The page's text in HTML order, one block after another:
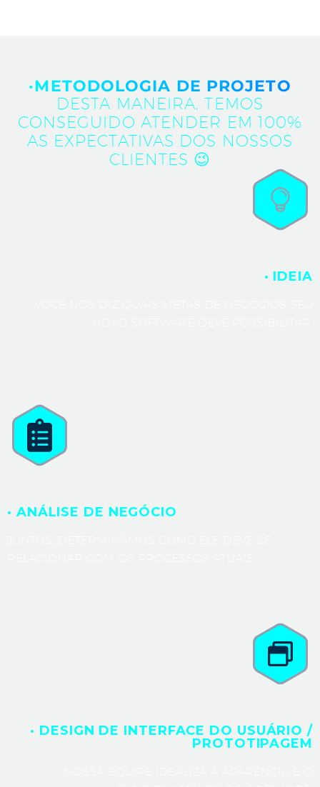
·METODOLOGIA DE PROJETO
DESTA MANEIRA, TEMOS
CONSEGUIDO ATENDER EM 100%
AS EXPECTATIVAS DOS NOSSOS
CLIENTES 😉
· IDEIA
· ANÁLISE DE NEGÓCIO
· DESIGN DE INTERFACE DO USUÁRIO /
PROTOTIPAGEM